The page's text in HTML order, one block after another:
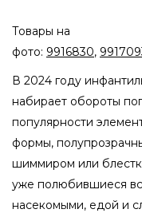
Товары на
фото: 9916830,
В 2024 году
набирает обороты
популярности
формы,
шиммиром или
уже полюбившиеся
насекомыми, едой и